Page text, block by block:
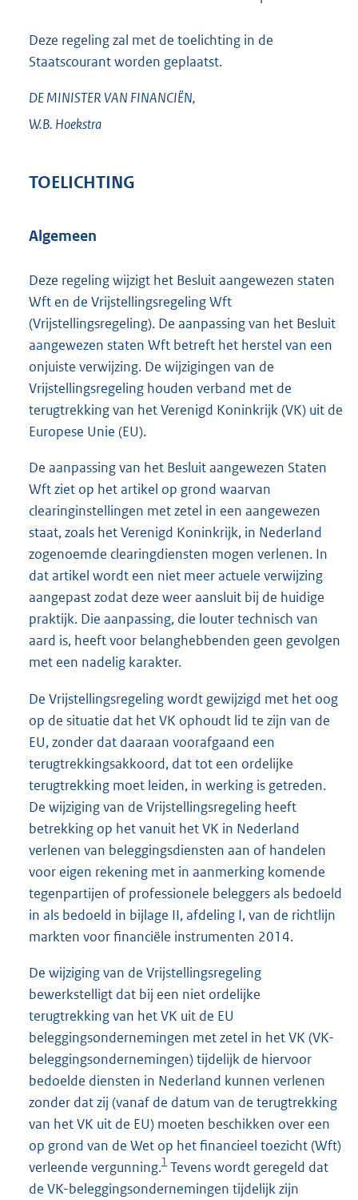
Deze regeling zal met de toelichting in de
Staatscourant worden geplaatst.
DE MINISTER VAN FINANCIËN,
W.B. Hoekstra
TOELICHTING
Algemeen
Deze regeling wijzigt het Besluit aangewezen staten
Wft en de Vrijstellingsregeling Wft
(Vrijstellingsregeling). De aanpassing van het Besluit
aangewezen staten Wft betreft het herstel van een
onjuiste verwijzing. De wijzigingen van de
Vrijstellingsregeling houden verband met de
terugtrekking van het Verenigd Koninkrijk (VK) uit de
Europese Unie (EU).
De aanpassing van het Besluit aangewezen Staten
Wft ziet op het artikel op grond waarvan
clearinginstellingen met zetel in een aangewezen
staat, zoals het Verenigd Koninkrijk, in Nederland
zogenoemde clearingdiensten mogen verlenen. In
dat artikel wordt een niet meer actuele verwijzing
aangepast zodat deze weer aansluit bij de huidige
praktijk. Die aanpassing, die louter technisch van
aard is, heeft voor belanghebbenden geen gevolgen
met een nadelig karakter.
De Vrijstellingsregeling wordt gewijzigd met het oog
op de situatie dat het VK ophoudt lid te zijn van de
EU, zonder dat daaraan voorafgaand een
terugtrekkingsakkoord, dat tot een ordelijke
terugtrekking moet leiden, in werking is getreden.
De wijziging van de Vrijstellingsregeling heeft
betrekking op het vanuit het VK in Nederland
verlenen van beleggingsdiensten aan of handelen
voor eigen rekening met in aanmerking komende
tegenpartijen of professionele beleggers als bedoeld
in als bedoeld in bijlage II, afdeling I, van de richtlijn
markten voor financiële instrumenten 2014.
De wijziging van de Vrijstellingsregeling
bewerkstelligt dat bij een niet ordelijke
terugtrekking van het VK uit de EU
beleggingsondernemingen met zetel in het VK (VK-
beleggingsondernemingen) tijdelijk de hiervoor
bedoelde diensten in Nederland kunnen verlenen
zonder dat zij (vanaf de datum van de terugtrekking
van het VK uit de EU) moeten beschikken over een
op grond van de Wet op het financieel toezicht (Wft)
verleende vergunning.1 Tevens wordt geregeld dat
de VK-beleggingsondernemingen tijdelijk zijn